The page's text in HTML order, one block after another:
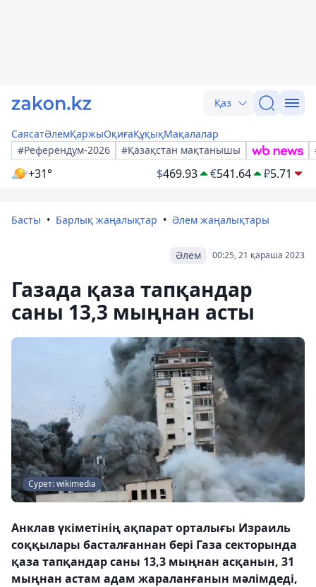
Қаз
СаясатӘлемҚаржыОқиғаҚұқықМақалалар
#Референдум-2026
#Қазақстан мақтанышы
+31° $469.93 €541.64 ₽5.71
Басты Барлық жаңалықтар Әлем жаңалықтары
00:25, 21 қараша 2023
Әлем
Газада қаза тапқандар
саны 13,3 мыңнан асты
Сурет: wikimedia
Анклав үкіметінің ақпарат орталығы Израиль
соққылары басталғаннан бері Газа секторында
қаза тапқандар саны 13,3 мыңнан асқанын, 31
мыңнан астам адам жараланғанын мәлімдеді,